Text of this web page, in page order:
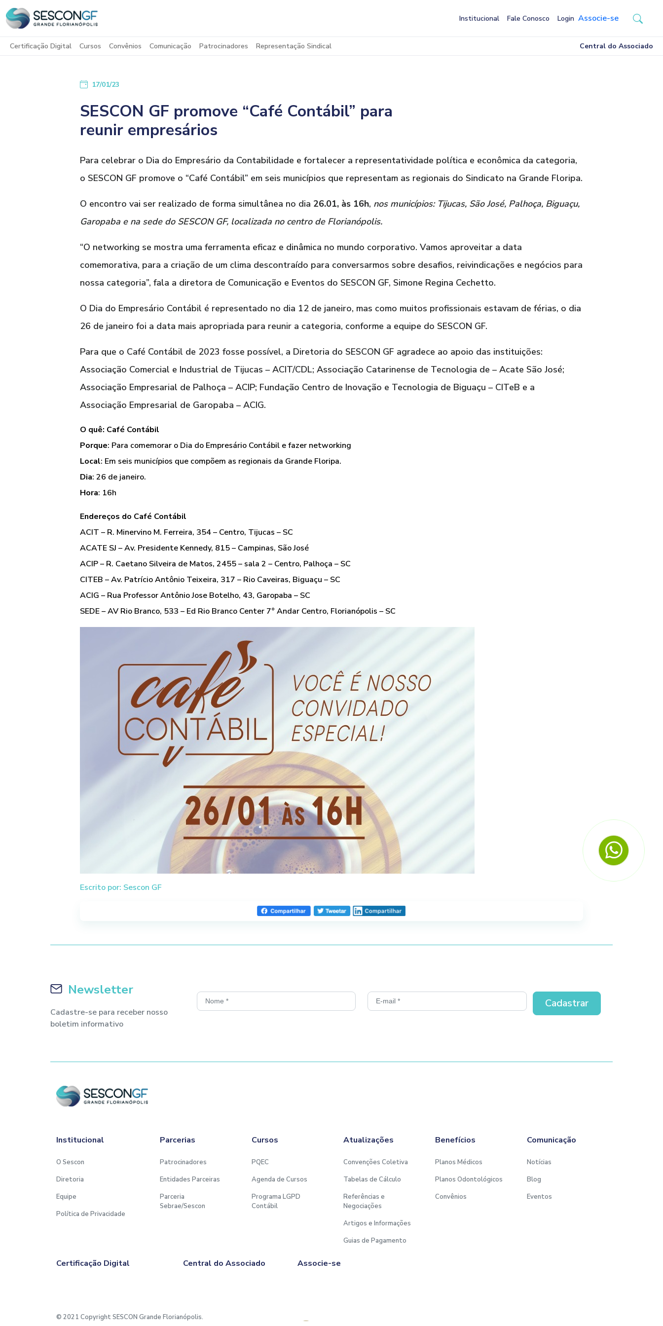
Institucional Fale Conosco Login Associe-se
Certificação Digital Cursos Convênios Comunicação Patrocinadores Representação Sindical Central do Associado
17/01/23
SESCON GF promove “Café Contábil” para
reunir empresários
Para celebrar o Dia do Empresário da Contabilidade e fortalecer a representatividade política e econômica da categoria,
o SESCON GF promove o “Café Contábil” em seis municípios que representam as regionais do Sindicato na Grande Floripa.
O encontro vai ser realizado de forma simultânea no dia 26.01, às 16h, nos municípios: Tijucas, São José, Palhoça, Biguaçu,
Garopaba e na sede do SESCON GF, localizada no centro de Florianópolis.
“O networking se mostra uma ferramenta eficaz e dinâmica no mundo corporativo. Vamos aproveitar a data
comemorativa, para a criação de um clima descontraído para conversarmos sobre desafios, reivindicações e negócios para
nossa categoria”, fala a diretora de Comunicação e Eventos do SESCON GF, Simone Regina Cechetto.
O Dia do Empresário Contábil é representado no dia 12 de janeiro, mas como muitos profissionais estavam de férias, o dia
26 de janeiro foi a data mais apropriada para reunir a categoria, conforme a equipe do SESCON GF.
Para que o Café Contábil de 2023 fosse possível, a Diretoria do SESCON GF agradece ao apoio das instituições:
Associação Comercial e Industrial de Tijucas – ACIT/CDL; Associação Catarinense de Tecnologia de – Acate São José;
Associação Empresarial de Palhoça – ACIP; Fundação Centro de Inovação e Tecnologia de Biguaçu – CITeB e a
Associação Empresarial de Garopaba – ACIG.
O quê: Café Contábil
Porque: Para comemorar o Dia do Empresário Contábil e fazer networking
Local: Em seis municípios que compõem as regionais da Grande Floripa.
Dia: 26 de janeiro.
Hora: 16h
Endereços do Café Contábil
ACIT – R. Minervino M. Ferreira, 354 – Centro, Tijucas – SC
ACATE SJ – Av. Presidente Kennedy, 815 – Campinas, São José
ACIP – R. Caetano Silveira de Matos, 2455 – sala 2 – Centro, Palhoça – SC
CITEB – Av. Patrício Antônio Teixeira, 317 – Rio Caveiras, Biguaçu – SC
ACIG – Rua Professor Antônio Jose Botelho, 43, Garopaba – SC
SEDE – AV Rio Branco, 533 – Ed Rio Branco Center 7° Andar Centro, Florianópolis – SC
Escrito por: Sescon GF
Newsletter
Cadastre-se para receber nosso
boletim informativo
Institucional
O Sescon
Diretoria
Equipe
Política de Privacidade
Parcerias
Patrocinadores
Entidades Parceiras
Parceria
Sebrae/Sescon
Cursos
PQEC
Agenda de Cursos
Programa LGPD
Contábil
Atualizações
Convenções Coletiva
Tabelas de Cálculo
Referências e
Negociações
Artigos e Informações
Guias de Pagamento
Benefícios
Planos Médicos
Planos Odontológicos
Convênios
Comunicação
Notícias
Blog
Eventos
Certificação Digital Central do Associado Associe-se
© 2021 Copyright SESCON Grande Florianópolis.